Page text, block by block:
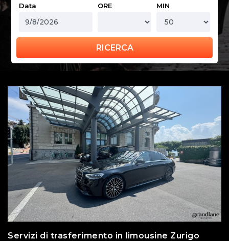
Data ORE MIN
RICERCA
Servizi di trasferimento in limousine Zurigo